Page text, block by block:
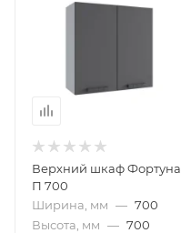
Верхний шкаф Фортуна
П 700
Ширина, мм — 700
Высота, мм — 700